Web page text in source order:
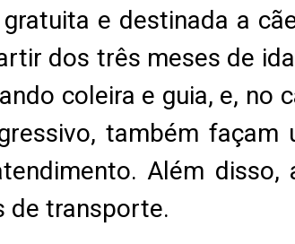
e destinada a
dos três meses de
coleira e guia, e, no
também façam
Além
de transporte.